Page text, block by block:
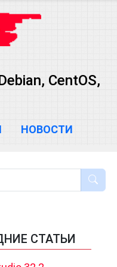
CentOS,
НОВОСТИ
СТАТЬИ